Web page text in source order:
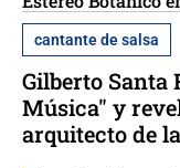
cantante de salsa
Gilberto Santa
Música" y
arquitecto de